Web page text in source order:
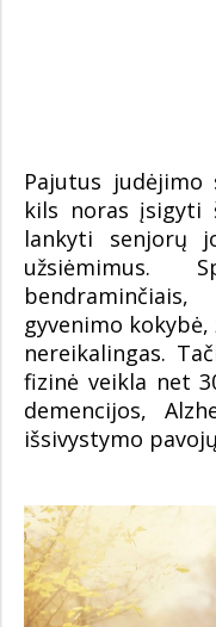
Pajutus
kils noras įsigyti
lankyti senjorų
užsiėmimus.
gyvenimo
nereikalingas.
fizinė veikla net
demencijos,
išsivystymo